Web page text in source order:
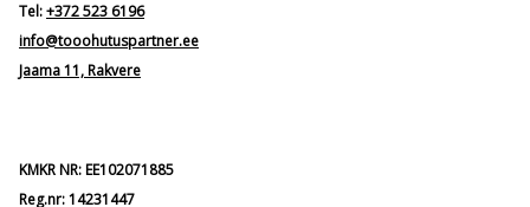
Tel:+372 523 6196
info@tooohutuspartner.ee
Jaama 11, Rakvere
KMKR NR: EE102071885
Reg.nr: 14231447